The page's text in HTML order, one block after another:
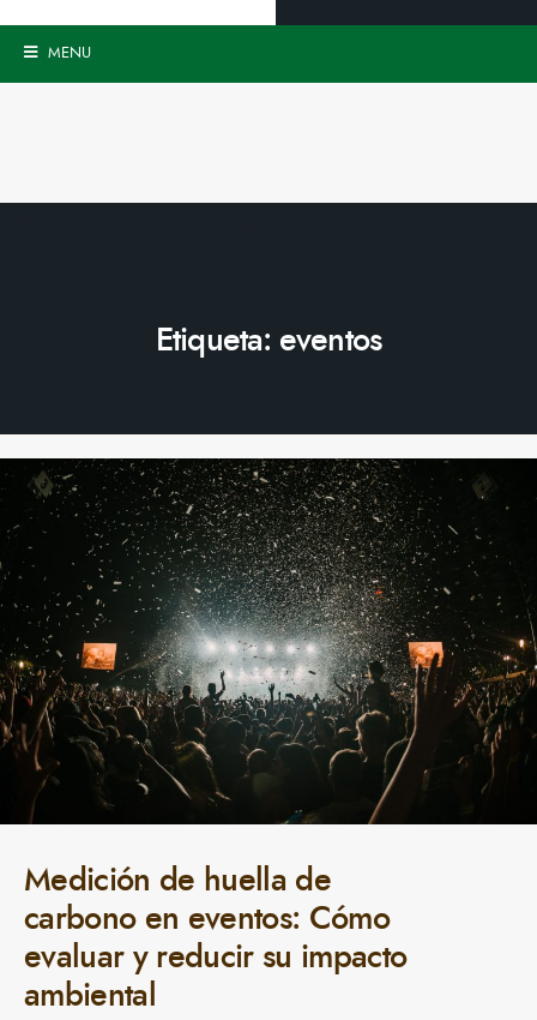
MENU
Etiqueta: eventos
Medición de huella de
carbono en eventos: Cómo
evaluar y reducir su impacto
ambiental